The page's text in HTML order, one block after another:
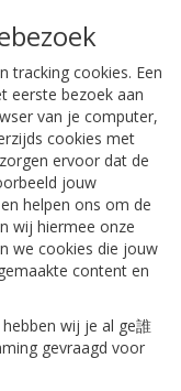
tracking cookies. Een
eerste bezoek aan
van je computer,
cookies met
ervoor dat de
jouw
helpen ons om de
wij hiermee onze
we cookies die jouw
content en
wij je al ge誰
gevraagd voor